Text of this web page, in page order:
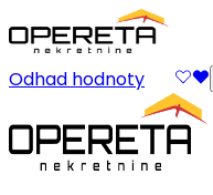
Odhad hodnoty